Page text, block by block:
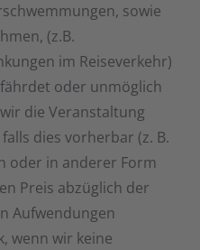
sowie
(z.B.
im Reiseverkehr)
oder unmöglich
die Veranstaltung
dies vorherbar (z. B.
oder in anderer Form
Preis abzüglich der
Aufwendungen
wenn wir keine